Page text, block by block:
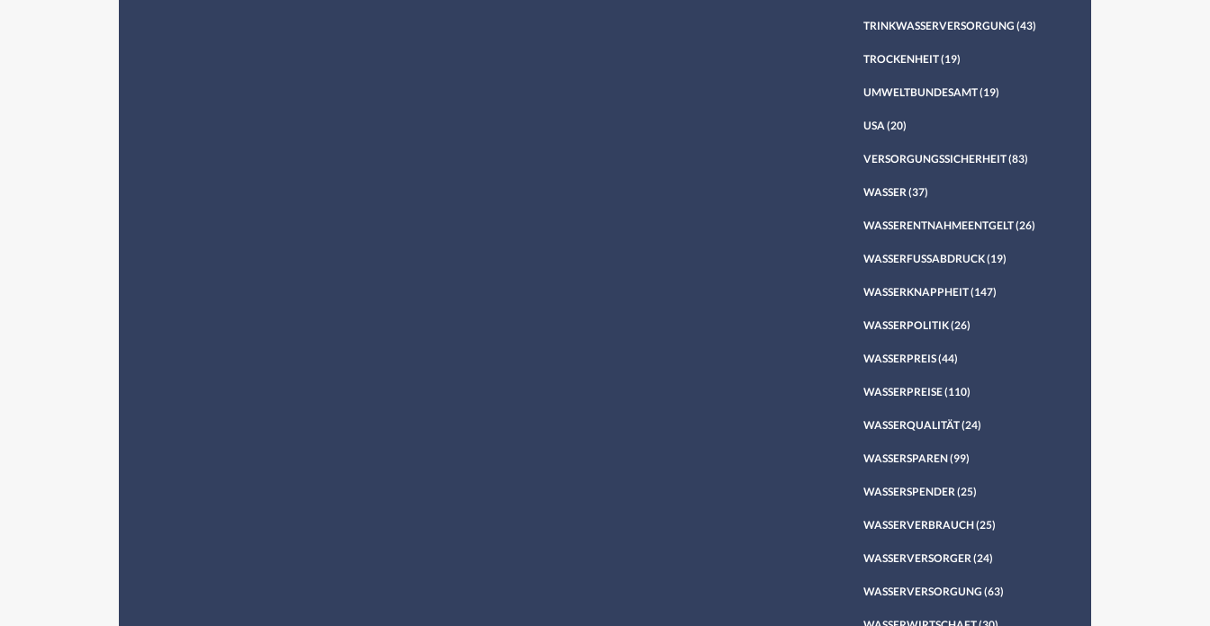
TRINKWASSERVERSORGUNG (43)
TROCKENHEIT(19)
UMWELTBUNDESAMT(19)
USA (20)
VERSORGUNGSSICHERHEIT(83)
WASSER (37)
WASSERENTNAHMEENTGELT(26)
WASSERFUSSABDRUCK(19)
WASSERKNAPPHEIT(147)
WASSERPOLITIK(26)
WASSERPREIS(44)
WASSERPREISE(110)
WASSERQUALITÄT(24)
WASSERSPAREN(99)
WASSERSPENDER (25)
WASSERVERBRAUCH(25)
WASSERVERSORGER (24)
WASSERVERSORGUNG (63)